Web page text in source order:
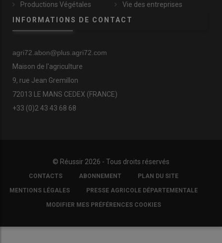
Productions Végétales
Vie des entreprises
INFORMATIONS DE CONTACT
agri72.abon@plus.agri72.com
Maison de l'agriculture
9, rue Jean Gremillon
72013 LE MANS CEDEX (FRANCE)
+33 (0)2 43 43 68 68
© Réussir 2026 - Tous droits réservés
FOOTER
COPYRIGHT
CONTACTS ABONNEMENT PLAN DU SITE
MENTIONS LÉGALES PRESSE AGRICOLE DÉPARTEMENTALE
MODIFIER MES PRÉFÉRENCES COOKIES